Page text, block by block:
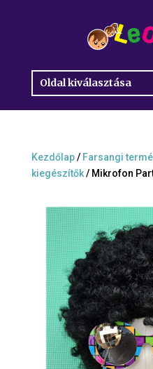
Oldal kiválasztása
Kezdőlap/ Farsangi
kiegészítők/ Mikrofon